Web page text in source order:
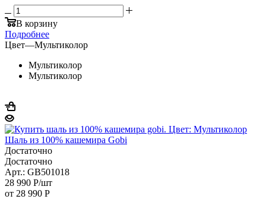
В корзину
Подробнее
Цвет—Мультиколор
Мультиколор
Мультиколор
Шаль из 100% кашемира Gobi
Достаточно
Достаточно
Арт.: GB501018
28 990 Р/шт
от 28 990 Р